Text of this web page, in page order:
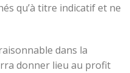
qu’à titre indicatif et ne
dans la
donner lieu au profit